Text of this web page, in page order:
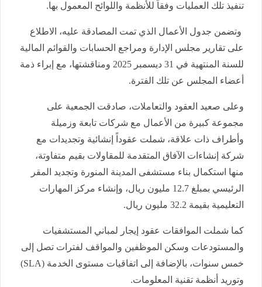
تنفيذ تلك العمليات وفقاً للأنظمة واللوائح المعمول بها.
وتضمن جدول الأعمال الذي تمت المصادقة عليه، الاطلاع
على تقارير مجلس الإدارة ومراجع الحسابات والقوائم المالية
للسنة المنتهية في 31 ديسمبر 2025 ومناقشتها، مع إبراء ذمة
أعضاء المجلس عن تلك الفترة.
وعلى صعيد العقود والتعاملات، صادقت الجمعية على
مجموعة كبيرة من الأعمال مع شركات تابعة وزميلة
وأطراف ذات علاقة، شملت عقوداً إنشائية وتجديدات مع
شركة إنشاءات الآفاق المتقدمة للمقاولات بقيم متفاوتة،
منها استكمال بناء مستشفى المدينة المنورة وتجديد المقر
الرئيسي بمبلغ 12.7 مليون ريال، وإنشاء مركز المهارات
التعليمية بقيمة 32.2 مليون ريال.
كما شملت الموافقات عقود إيجار لمباني المستشفيات
والمستودعات وسكن الموظفين والمواقف لفترات تصل إلى
خمس سنوات، بالإضافة إلى اتفاقيات مستوى الخدمة (SLA)
وتوريد أنظمة تقنية المعلومات.